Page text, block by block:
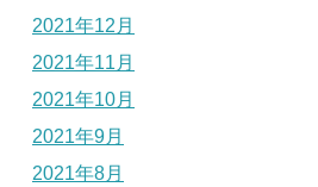
2021年12月
2021年11月
2021年10月
2021年9月
2021年8月